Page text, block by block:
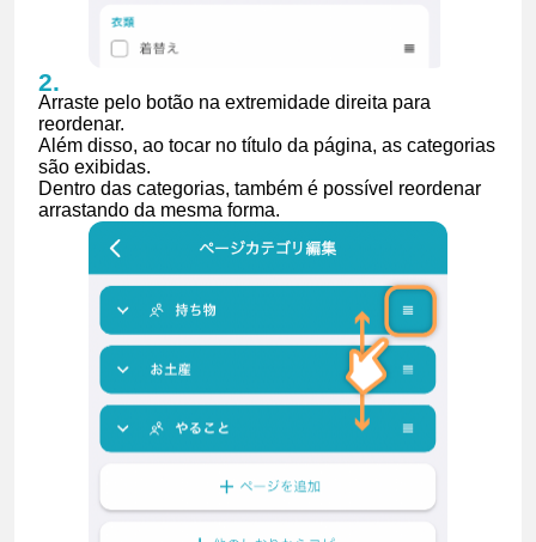
Arraste pelo botão na extremidade direita para
reordenar.
Além disso, ao tocar no título da página, as categorias
são exibidas.
Dentro das categorias, também é possível reordenar
arrastando da mesma forma.